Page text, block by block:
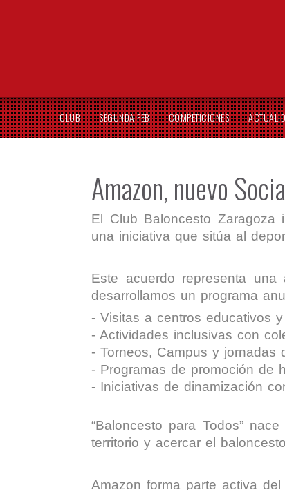
CLUB SEGUNDA FEB COMPETICIONES
Amazon, nuevo
El Club Baloncesto Zaragoza
una iniciativa que sitúa al
Este acuerdo representa
desarrollamos un programa
- Visitas a centros educativos
- Actividades inclusivas con
- Torneos, Campus y jornadas
- Programas de promoción de
- Iniciativas de dinamización
“Baloncesto para Todos”
territorio y acercar el
Amazon forma parte activa